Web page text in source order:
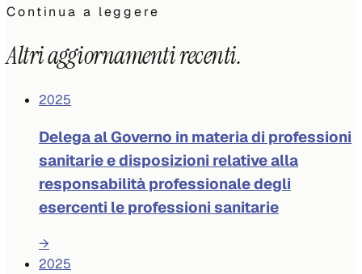
Continua a leggere
Altri aggiornamenti recenti.
2025
Delega al Governo in materia di professioni
sanitarie e disposizioni relative alla
responsabilità professionale degli
esercenti le professioni sanitarie
→
2025